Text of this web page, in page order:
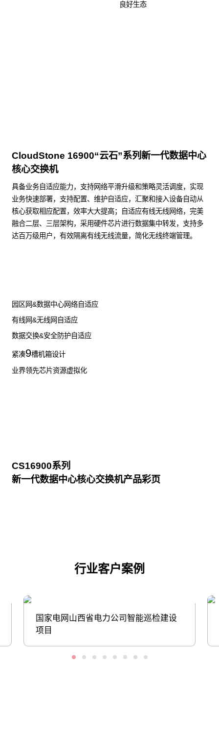
良好生态
CloudStone 16900“云石”系列新一代数据中心
核心交换机
具备业务自适应能力，支持网络平滑升级和策略灵活调度，实现
业务快速部署，支持配置、维护自适应，汇聚和接入设备自动从
核心获取相应配置，效率大大提高；自适应有线无线网络，完美
融合二层、三层架构，采用硬件芯片进行数据集中转发，支持多
达百万级用户，有效隔离有线无线流量，简化无线终端管理。
园区网&数据中心网络自适应
有线网&无线网自适应
数据交换&安全防护自适应
紧凑9槽机箱设计
业界领先芯片资源虚拟化
CS16900系列
新一代数据中心核心交换机产品彩页
行业客户案例
国家电网山西省电力公司智能巡检建设
项目